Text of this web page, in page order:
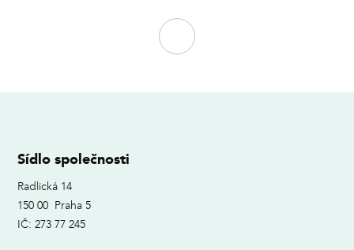
Sídlo společnosti
Radlická 14
150 00 Praha 5
IČ: 273 77 245